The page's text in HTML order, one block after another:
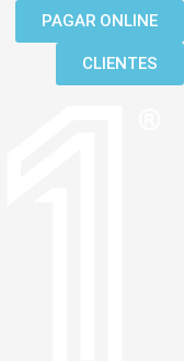
PAGAR ONLINE
CLIENTES